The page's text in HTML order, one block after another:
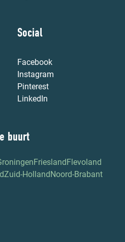
Social
Facebook
Instagram
Pinterest
LinkedIn
buurt
FrieslandFlevoland
Zuid-HollandNoord-Brabant